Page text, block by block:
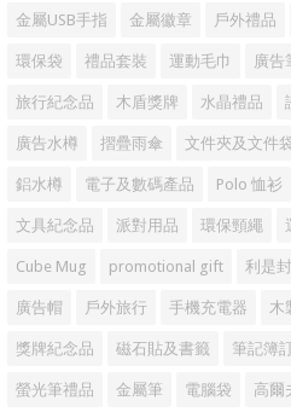
金屬USB手指 金屬徽章 戶外禮品
環保袋 禮品套裝 運動毛巾 廣告
旅行紀念品 木盾獎牌 水晶禮品
廣告水樽 摺疊雨傘 文件夾及文件
鋁水樽 電子及數碼產品 Polo 恤衫
文具紀念品 派對用品 環保頸繩
Cube Mug promotional gift 利是封
廣告帽 戶外旅行 手機充電器 木
獎牌紀念品 磁石貼及書籤 筆記簿
螢光筆禮品 金屬筆 電腦袋 高爾